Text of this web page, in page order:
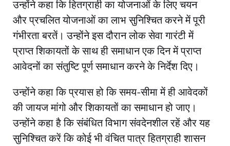
उन्होंने कहा कि हितग्राही का योजनाओं के लिए चयन
और प्रचलित योजनाओं का लाभ सुनिश्चित करने में पूरी
गंभीरता बरतें। उन्होंने इस दौरान लोक सेवा गारंटी में
प्राप्त शिकायतों के साथ ही समाधान एक दिन में प्राप्त
आवेदनों का संतुष्टि पूर्ण समाधान करने के निर्देश दिए।
उन्होंने कहा कि प्रयास हो कि समय-सीमा में ही आवेदकों
की जायज मांगो और शिकायतों का समाधान हो जाए।
उन्होंने कहा है कि संबंधित विभाग संवदेनशील रहें और यह
सुनिश्चित करें कि कोई भी वंचित पात्र हितग्राही शासन